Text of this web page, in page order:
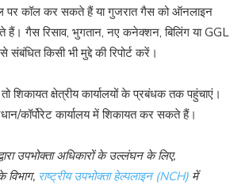
पर कॉल कर सकते हैं या गुजरात गैस को ऑनलाइन
हैं। गैस रिसाव, भुगतान, नए कनेक्शन, बिलिंग या GGL
किसी भी मुद्दे की रिपोर्ट करें।
शिकायत क्षेत्रीय कार्यालयों के प्रबंधक तक पहुंचाएं।
कॉर्पोरेट कार्यालय में शिकायत कर सकते हैं।
उपभोक्ता अधिकारों के उल्लंघन के लिए,
विभाग, राष्ट्रीय उपभोक्ता हेल्पलाइन (NCH) में